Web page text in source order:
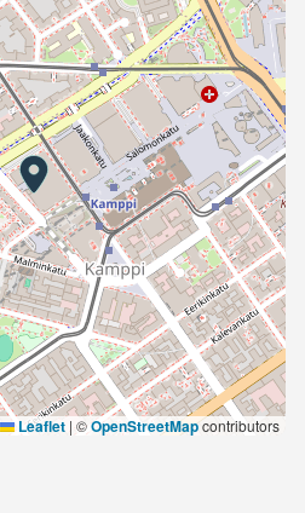
Leaflet | ©OpenStreetMapcontributors